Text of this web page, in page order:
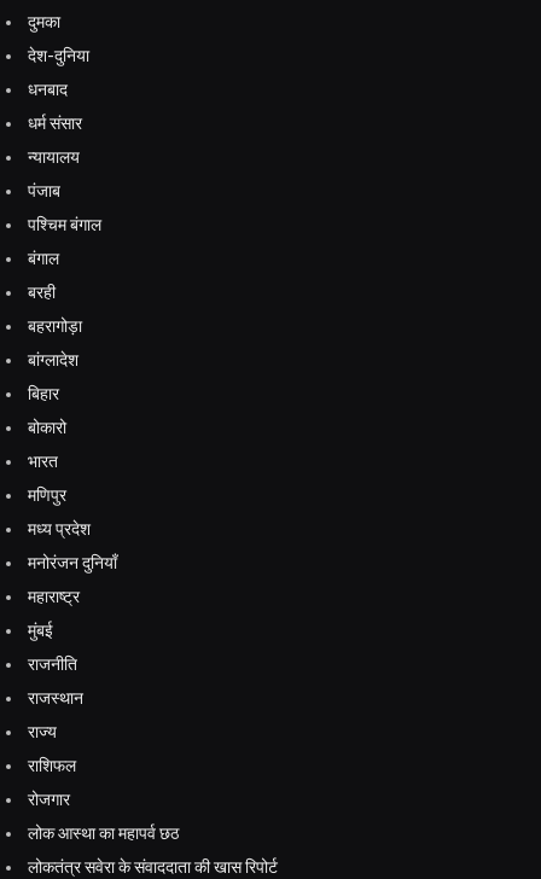
दुमका
देश-दुनिया
धनबाद
धर्म संसार
न्यायालय
पंजाब
पश्चिम बंगाल
बंगाल
बरही
बहरागोड़ा
बांग्लादेश
बिहार
बोकारो
भारत
मणिपुर
मध्य प्रदेश
मनोरंजन दुनियाँ
महाराष्ट्र
मुंबई
राजनीति
राजस्थान
राज्य
राशिफल
रोजगार
लोक आस्था का महापर्व छठ
लोकतंत्र सवेरा के संवाददाता की खास रिपोर्ट